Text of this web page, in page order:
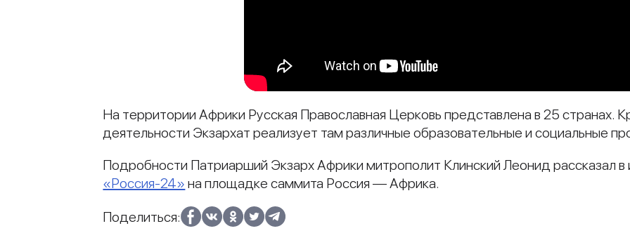
На территории Африки Русская Православная Церковь представлена в 25 странах.
деятельности Экзархат реализует там различные образовательные и социальные
Подробности Патриарший Экзарх Африки митрополит Клинский Леонид рассказал в
«Россия-24» на площадке саммита Россия — Африка.
Поделиться: